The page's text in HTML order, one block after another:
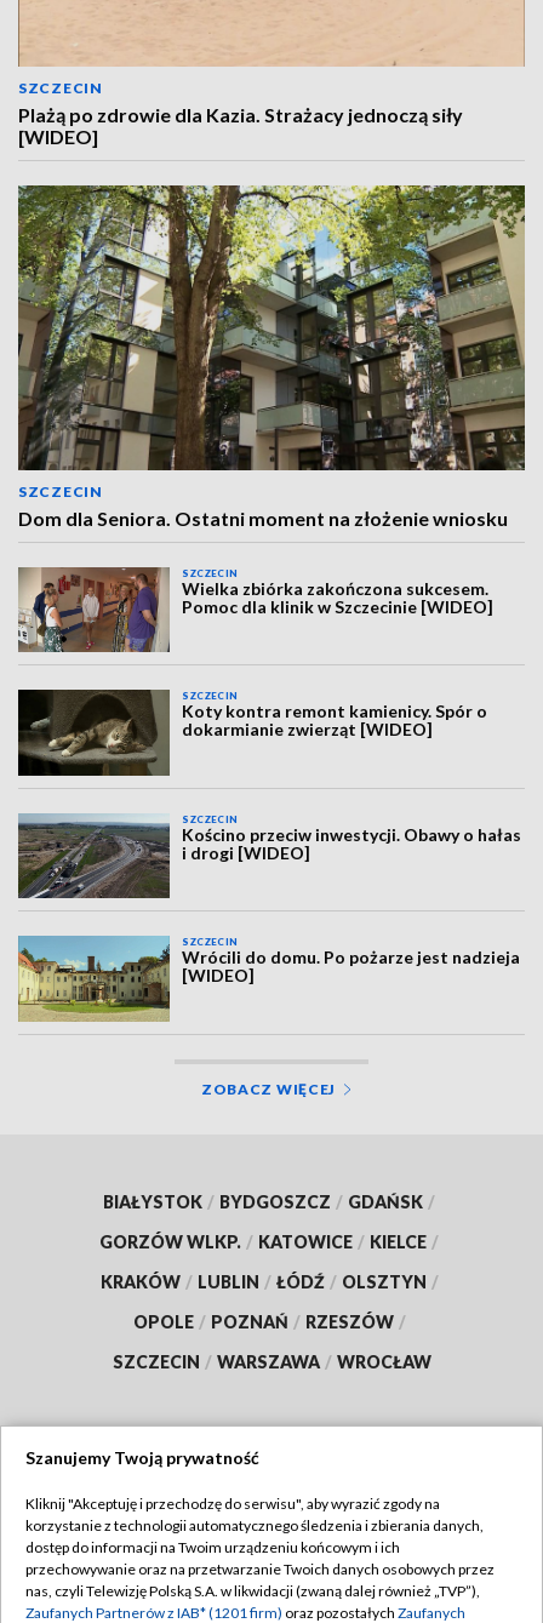
SZCZECIN
Plażą po zdrowie dla Kazia. Strażacy jednoczą siły
[WIDEO]
SZCZECIN
Dom dla Seniora. Ostatni moment na złożenie wniosku
SZCZECIN
Wielka zbiórka zakończona sukcesem.
Pomoc dla klinik w Szczecinie [WIDEO]
SZCZECIN
Koty kontra remont kamienicy. Spór o
dokarmianie zwierząt [WIDEO]
SZCZECIN
Kościno przeciw inwestycji. Obawy o hałas
i drogi [WIDEO]
SZCZECIN
Wrócili do domu. Po pożarze jest nadzieja
[WIDEO]
ZOBACZ WIĘCEJ
BIAŁYSTOK / BYDGOSZCZ / GDAŃSK /
GORZÓW WLKP. / KATOWICE / KIELCE /
KRAKÓW / LUBLIN / ŁÓDŹ / OLSZTYN /
OPOLE / POZNAŃ / RZESZÓW /
SZCZECIN / WARSZAWA / WROCŁAW
TVP
Abonament TVP
Emisja w TVP
Regulamin TVP
Polityka prywatności
Szanujemy Twoją prywatność
Kliknij "Akceptuję i przechodzę do serwisu", aby wyrazić zgody na
korzystanie z technologii automatycznego śledzenia i zbierania danych,
dostęp do informacji na Twoim urządzeniu końcowym i ich
przechowywanie oraz na przetwarzanie Twoich danych osobowych przez
nas, czyli Telewizję Polską S.A. w likwidacji (zwaną dalej również „TVP”),
Zaufanych Partnerów z IAB* (1201 firm) oraz pozostałych Zaufanych